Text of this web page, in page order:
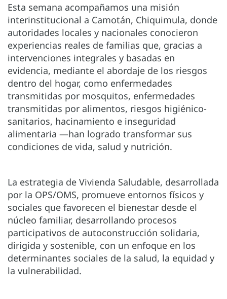
Esta semana acompañamos una misión
interinstitucional a Camotán, Chiquimula, donde
autoridades locales y nacionales conocieron
experiencias reales de familias que, gracias a
intervenciones integrales y basadas en
evidencia, mediante el abordaje de los riesgos
dentro del hogar, como enfermedades
transmitidas por mosquitos, enfermedades
transmitidas por alimentos, riesgos higiénico-
sanitarios, hacinamiento e inseguridad
alimentaria —han logrado transformar sus
condiciones de vida, salud y nutrición.
La estrategia de Vivienda Saludable, desarrollada
por la OPS/OMS, promueve entornos físicos y
sociales que favorecen el bienestar desde el
núcleo familiar, desarrollando procesos
participativos de autoconstrucción solidaria,
dirigida y sostenible, con un enfoque en los
determinantes sociales de la salud, la equidad y
la vulnerabilidad.